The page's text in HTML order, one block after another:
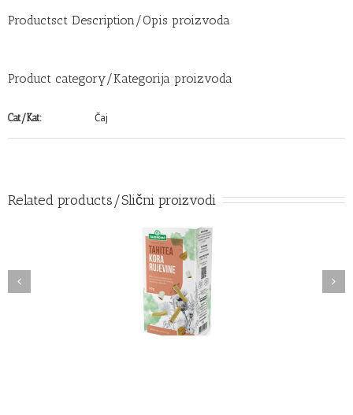
Productsct Description/Opis proizvoda
Product category/Kategorija proizvoda
Cat/Kat: Čaj
Related products/Slični proizvodi
KORA – Biljni čaj